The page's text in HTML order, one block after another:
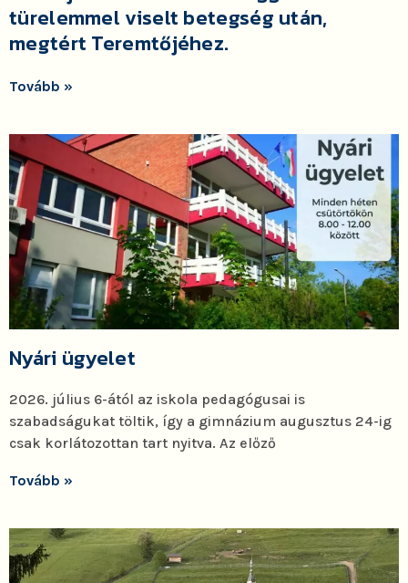
türelemmel viselt betegség után,
megtért Teremtőjéhez.
Tovább »
Nyári ügyelet
2026. július 6-ától az iskola pedagógusai is
szabadságukat töltik, így a gimnázium augusztus 24-ig
csak korlátozottan tart nyitva. Az előző
Tovább »